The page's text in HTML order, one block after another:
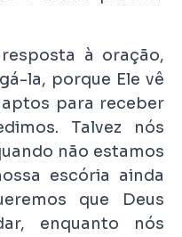
à oração,
la, porque Ele vê
para receber
Talvez nós
não estamos
escória ainda
que Deus
enquanto nós